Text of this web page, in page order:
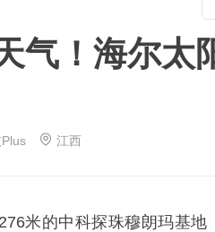
气！海尔太
江西
米的中科探珠穆朗玛基